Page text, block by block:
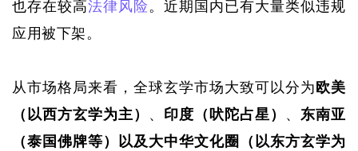
也存在较高法律风险。近期国内已有大量类似违规
应用被下架。
从市场格局来看，全球玄学市场大致可以分为 欧美
（以西方玄学为主） 、 印度（吠陀占星） 、东南亚
（泰国佛牌等）以及大中华文化圈（以东方玄学为